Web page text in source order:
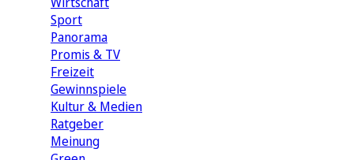
Sport
Panorama
Promis & TV
Freizeit
Gewinnspiele
Kultur & Medien
Ratgeber
Meinung